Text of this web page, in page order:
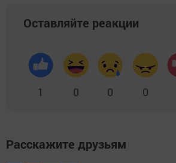
Оставляйте реакции
1 0 0 0
Расскажите друзьям